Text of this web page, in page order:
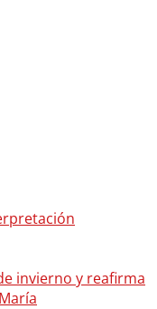
invierno y reafirma